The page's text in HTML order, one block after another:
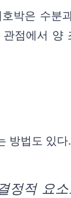
박은 수분
점에서
방법도 있다.
정적 요